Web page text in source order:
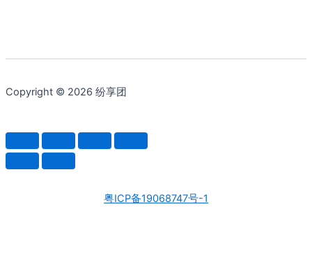
Copyright © 2026 纷享团
粤ICP备19068747号-1